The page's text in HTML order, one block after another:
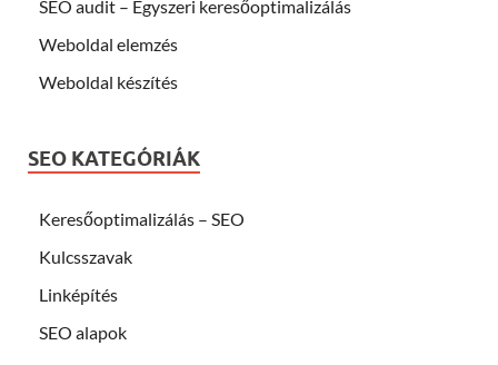
SEO audit – Egyszeri keresőoptimalizálás
Weboldal elemzés
Weboldal készítés
SEO KATEGÓRIÁK
Keresőoptimalizálás – SEO
Kulcsszavak
Linképítés
SEO alapok